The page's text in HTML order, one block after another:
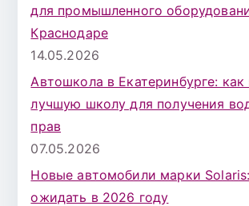
для промышленного
Краснодаре
14.05.2026
Автошкола в Екатеринбурге: как
лучшую школу для получения
прав
07.05.2026
Новые автомобили марки
ожидать в 2026 году